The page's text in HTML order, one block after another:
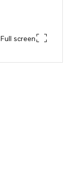
Full screen